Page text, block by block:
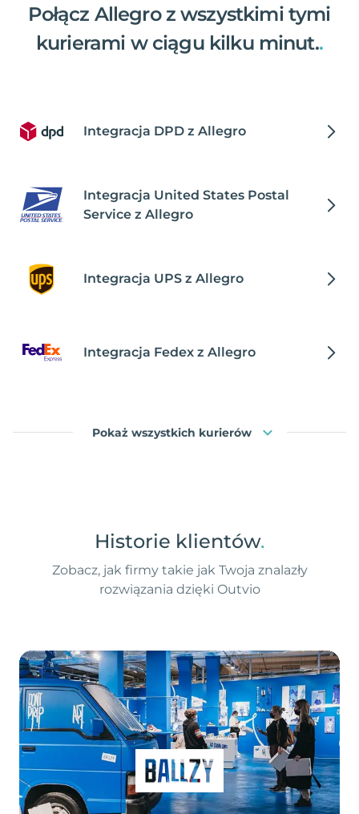
Połącz Allegro z wszystkimi tymi
kurierami w ciągu kilku minut..
Integracja DPD z Allegro
Integracja United States Postal
Service z Allegro
Integracja UPS z Allegro
Integracja Fedex z Allegro
Pokaż wszystkich kurierów
Historie klientów.
Zobacz, jak firmy takie jak Twoja znalazły
rozwiązania dzięki Outvio